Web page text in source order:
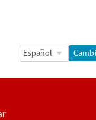
Language
Language